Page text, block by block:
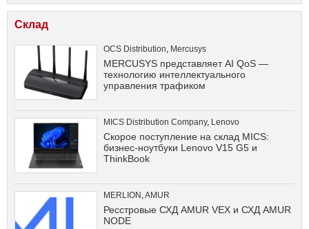
Склад
OCS Distribution Mercusys
MERCUSYS представляет AI QoS —
технологию интеллектуального
управления трафиком
MICS Distribution Company, Lenovo
Скорое поступление на склад MICS:
бизнес-ноутбуки Lenovo V15 G5 и
ThinkBook
MERLION AMUR
Ресстровые СХД AMUR VEX и СХД AMUR
NODE